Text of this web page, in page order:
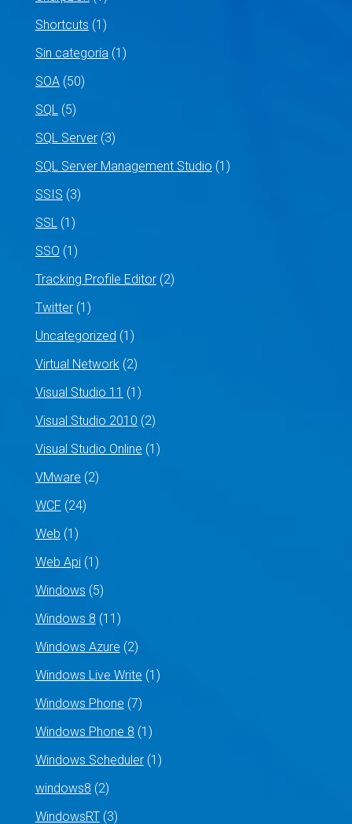
Shortcuts (1)
Sin categoría(1)
SOA(50)
SQL(5)
SQL Server(3)
SQL Server Management Studio (1)
SSIS (3)
SSL(1)
SSO (1)
Tracking Profile Editor(2)
Twitter(1)
Uncategorized (1)
Virtual Network(2)
Visual Studio 11 (1)
Visual Studio 2010 (2)
Visual Studio Online (1)
VMware (2)
WCF (24)
Web (1)
Web Api(1)
Windows (5)
Windows 8 (11)
Windows Azure (2)
Windows Live Write (1)
Windows Phone (7)
Windows Phone 8 (1)
Windows Scheduler(1)
windows8 (2)
WindowsRT(3)